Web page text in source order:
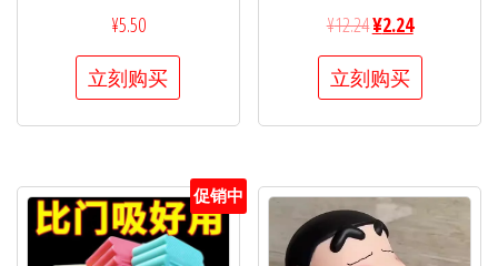
¥5.50
立刻购买
¥12.24¥2.24
立刻购买
促销中